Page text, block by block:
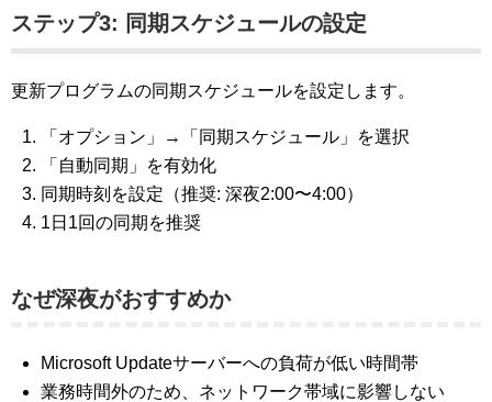
ステップ3: 同期スケジュールの設定
更新プログラムの同期スケジュールを設定します。
「オプション」→「同期スケジュール」を選択
「自動同期」を有効化
同期時刻を設定（推奨: 深夜2:00〜4:00）
1日1回の同期を推奨
なぜ深夜がおすすめか
Microsoft Updateサーバーへの負荷が低い時間帯
業務時間外のため、ネットワーク帯域に影響しない